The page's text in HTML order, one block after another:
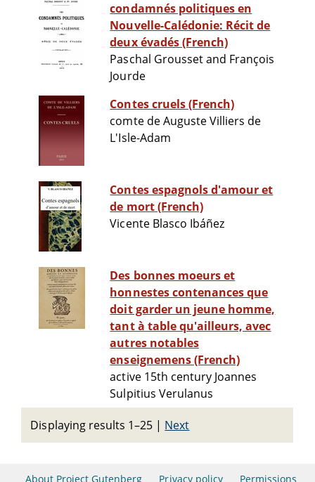
condamnés politiques en
Nouvelle-Calédonie: Récit de
deux évadés (French)
Paschal Grousset and François
Jourde
Contes cruels (French)
comte de Auguste Villiers de
L'Isle-Adam
Contes espagnols d'amour et
de mort (French)
Vicente Blasco Ibáñez
Des bonnes moeurs et
honnestes contenances que
doit garder un jeune homme,
tant à table qu'ailleurs, avec
autres notables
enseignemens (French)
active 15th century Joannes
Sulpitius Verulanus
Displaying results 1–25 | Next
About Project Gutenberg Privacy policy Permissions